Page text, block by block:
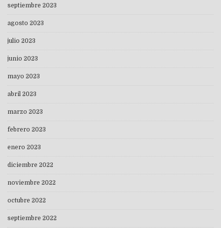
septiembre 2023
agosto 2023
julio 2023
junio 2023
mayo 2023
abril 2023
marzo 2023
febrero 2023
enero 2023
diciembre 2022
noviembre 2022
octubre 2022
septiembre 2022